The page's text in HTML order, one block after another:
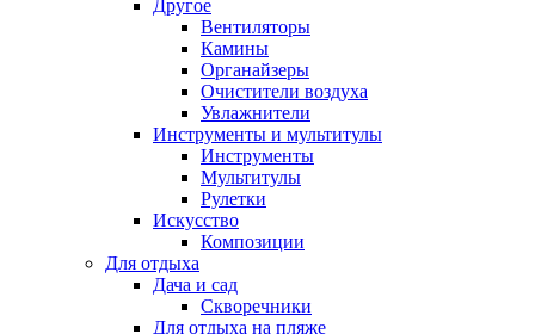
Другое
Вентиляторы
Камины
Органайзеры
Очистители воздуха
Увлажнители
Инструменты и мультитулы
Инструменты
Мультитулы
Рулетки
Искусство
Композиции
Для отдыха
Дача и сад
Скворечники
Для отдыха на пляже